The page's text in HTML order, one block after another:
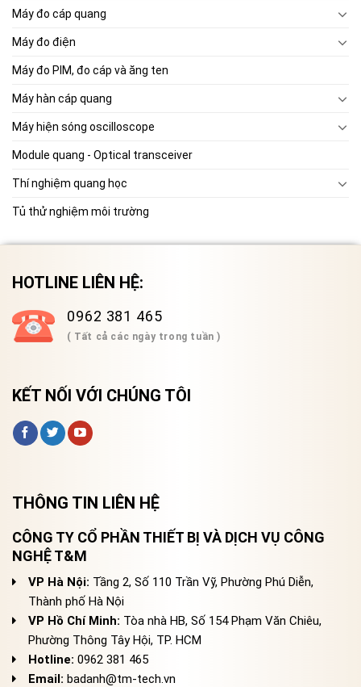
Máy đo cáp quang
Máy đo điện
Máy đo PIM, đo cáp và ăng ten
Máy hàn cáp quang
Máy hiện sóng oscilloscope
Module quang - Optical transceiver
Thí nghiệm quang học
Tủ thử nghiệm môi trường
HOTLINE LIÊN HỆ:
0962 381 465
( Tất cả các ngày trong tuần )
KẾT NỐI VỚI CHÚNG TÔI
THÔNG TIN LIÊN HỆ
CÔNG TY CỔ PHẦN THIẾT BỊ VÀ DỊCH VỤ CÔNG
NGHỆ T&M
VP Hà Nội: Tầng 2, Số 110 Trần Vỹ, Phường Phú Diễn,
Thành phố Hà Nội
VP Hồ Chí Minh: Tòa nhà HB, Số 154 Phạm Văn Chiêu,
Phường Thông Tây Hội, TP. HCM
Hotline: 0962 381 465
Email: badanh@tm-tech.vn